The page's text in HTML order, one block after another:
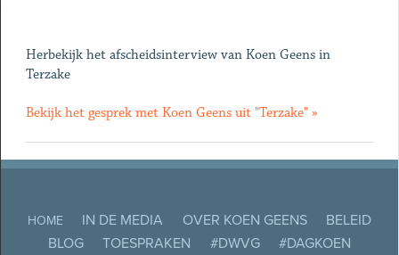
Herbekijk het afscheidsinterview van Koen Geens in
Terzake
Bekijk het gesprek met Koen Geens uit "Terzake" »
HOME IN DE MEDIA OVER KOEN GEENS
BELEID
BLOG
TOESPRAKEN #DWVG
#DAGKOEN